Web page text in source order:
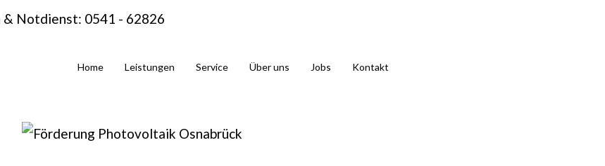
& Notdienst: 0541 - 62826
Home Leistungen Service Über uns Jobs Kontakt